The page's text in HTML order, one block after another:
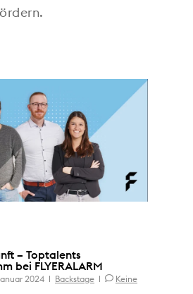
– Toptalents
bei FLYERALARM
2024 Backstage
Keine